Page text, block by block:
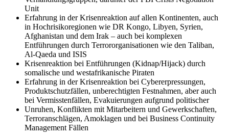
Unit
Erfahrung in der Krisenreaktion auf allen Kontinenten, auch
in Hochrisikoregionen wie DR Kongo, Libyen, Syrien,
Afghanistan und dem Irak – auch bei komplexen
Entführungen durch Terrororganisationen wie den Taliban,
Al-Qaeda und ISIS
Krisenreaktion bei Entführungen (Kidnap/Hijack) durch
somalische und westafrikanische Piraten
Erfahrung in der Krisenreaktion bei Cybererpressungen,
Produktschutzfällen, unberechtigten Festnahmen, aber auch
bei Vermisstenfällen, Evakuierungen aufgrund politischer
Unruhen, Konflikten mit Mitarbeitern und Gewerkschaften,
Terroranschlägen, Amoklagen und bei Business Continuity
Management Fällen